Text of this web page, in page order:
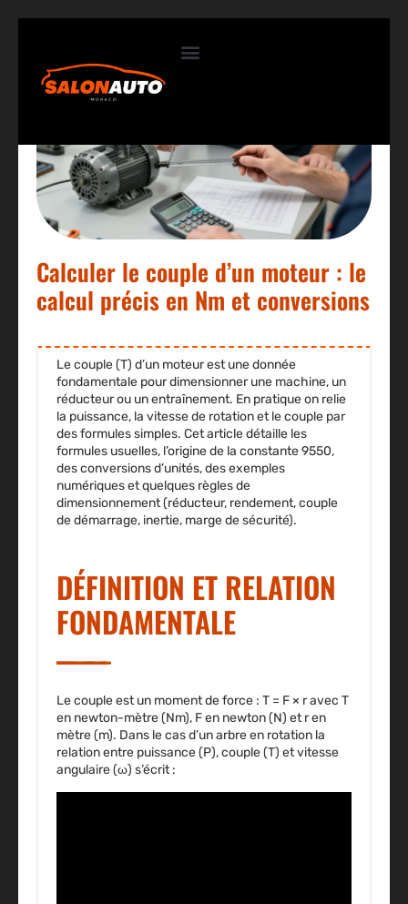
Calculer le couple d’un moteur : le
calcul précis en Nm et conversions
Le couple (T) d’un moteur est une donnée
fondamentale pour dimensionner une machine, un
réducteur ou un entraînement. En pratique on relie
la puissance, la vitesse de rotation et le couple par
des formules simples. Cet article détaille les
formules usuelles, l’origine de la constante 9550,
des conversions d’unités, des exemples
numériques et quelques règles de
dimensionnement (réducteur, rendement, couple
de démarrage, inertie, marge de sécurité).
DÉFINITION ET RELATION
FONDAMENTALE
Le couple est un moment de force : T = F × r avec T
en newton-mètre (Nm), F en newton (N) et r en
mètre (m). Dans le cas d’un arbre en rotation la
relation entre puissance (P), couple (T) et vitesse
angulaire (ω) s’écrit :